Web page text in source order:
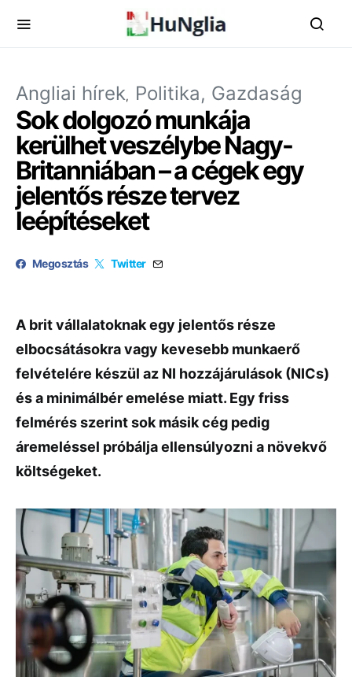
Angliai hírek Politika, Gazdaság
Sok dolgozó munkája
kerülhet veszélybe Nagy-
Britanniában – a cégek egy
jelentős része tervez
leépítéseket
Megosztás Twitter
A brit vállalatoknak egy jelentős része
elbocsátásokra vagy kevesebb munkaerő
felvételére készül az NI hozzájárulások (NICs)
és a minimálbér emelése miatt. Egy friss
felmérés szerint sok másik cég pedig
áremeléssel próbálja ellensúlyozni a növekvő
költségeket.